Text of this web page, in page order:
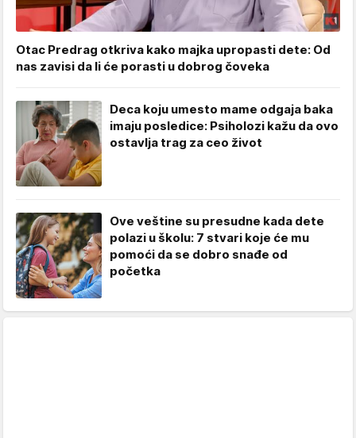
Otac Predrag otkriva kako majka upropasti dete: Od
nas zavisi da li će porasti u dobrog čoveka
Deca koju umesto mame odgaja baka
imaju posledice: Psiholozi kažu da ovo
ostavlja trag za ceo život
Ove veštine su presudne kada dete
polazi u školu: 7 stvari koje će mu
pomoći da se dobro snađe od
početka